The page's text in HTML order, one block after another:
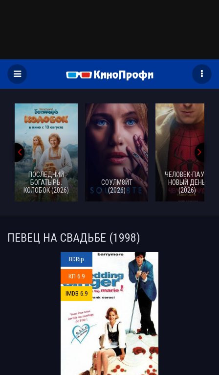
ПОСЛЕДНИЙ
БОГАТЫРЬ.
КОЛОБОК (2026)
СОУЛМ8ЙТ
(2026)
ЧЕЛОВЕК-ПАУК:
НОВЫЙ ДЕНЬ
(2026)
ПЕВЕЦ НА СВАДЬБЕ (1998)
BDRip
КП 6.9
IMDB 6.9